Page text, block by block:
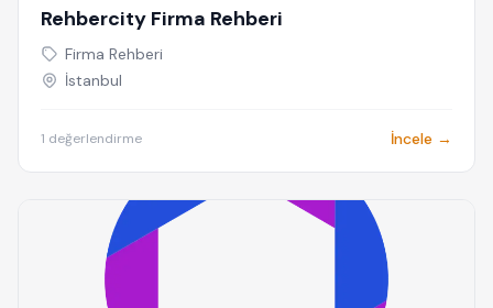
Rehbercity Firma Rehberi
Firma Rehberi
İstanbul
1 değerlendirme İncele →